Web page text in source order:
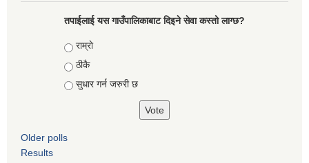
तपाईलाई यस गाउँपालिकाबाट दिइने सेवा कस्तो लाग्छ?
Choices
राम्राे
ठीकै
सुधार गर्न जरुरी छ
Older polls
Results